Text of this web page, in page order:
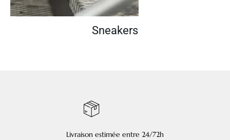
Sneakers
Livraison estimée entre 24/72h